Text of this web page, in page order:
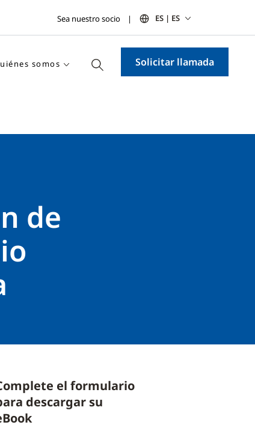
Sea nuestro socio ES | ES
somos Solicitar llamada
de
el formulario
descargar su